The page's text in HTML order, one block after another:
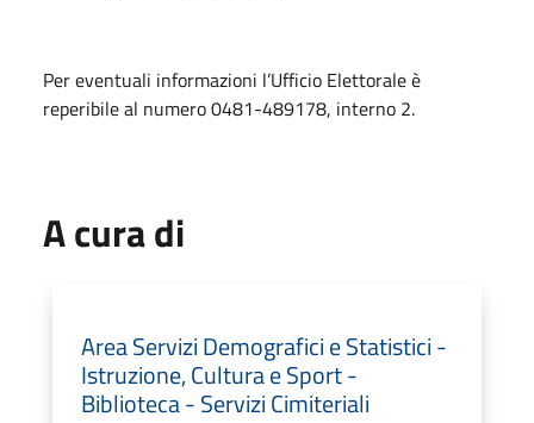
Per eventuali informazioni l’Ufficio Elettorale è
reperibile al numero 0481-489178, interno 2.
A cura di
Area Servizi Demografici e Statistici -
Istruzione, Cultura e Sport -
Biblioteca - Servizi Cimiteriali